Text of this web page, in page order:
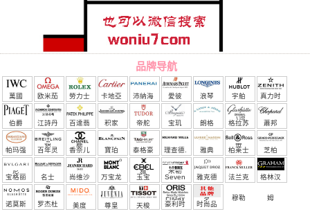
品牌导航
萬國 欧米茄 勞力士 卡地亞 沛納海 愛彼 浪琴 宇舶
（恒
宝）
真力时
伯爵 江詩丹
頓
百達翡
麗
积家 帝舵 宝玑 朗格 格拉苏
蒂
蕭邦
帕玛强
尼
百年灵 香奈儿 寶珀 泰格豪
雅
理查德.
米勒
雅典 柏莱士 芝柏
宝格丽 名士 尚维沙 万宝龙 玉宝 Seven
Friday
雅克德
罗
法兰克
穆勒
格林汉
姆
诺莫斯
罗杰杜 美度 尊皇 天梭 豪利时 时尚品